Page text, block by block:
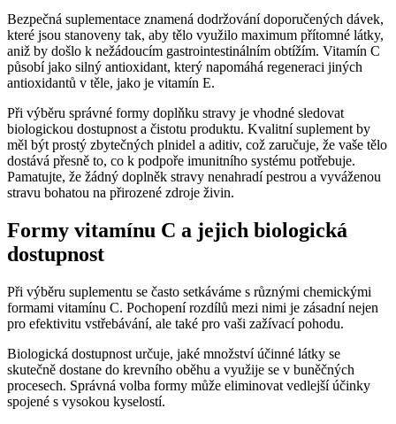
Bezpečná suplementace znamená dodržování doporučených dávek,
které jsou stanoveny tak, aby tělo využilo maximum přítomné látky,
aniž by došlo k nežádoucím gastrointestinálním obtížím. Vitamín C
působí jako silný antioxidant, který napomáhá regeneraci jiných
antioxidantů v těle, jako je vitamín E.
Při výběru správné formy doplňku stravy je vhodné sledovat
biologickou dostupnost a čistotu produktu. Kvalitní suplement by
měl být prostý zbytečných plnidel a aditiv, což zaručuje, že vaše tělo
dostává přesně to, co k podpoře imunitního systému potřebuje.
Pamatujte, že žádný doplněk stravy nenahradí pestrou a vyváženou
stravu bohatou na přirozené zdroje živin.
Formy vitamínu C a jejich biologická
dostupnost
Při výběru suplementu se často setkáváme s různými chemickými
formami vitamínu C. Pochopení rozdílů mezi nimi je zásadní nejen
pro efektivitu vstřebávání, ale také pro vaši zažívací pohodu.
Biologická dostupnost určuje, jaké množství účinné látky se
skutečně dostane do krevního oběhu a využije se v buněčných
procesech. Správná volba formy může eliminovat vedlejší účinky
spojené s vysokou kyselostí.